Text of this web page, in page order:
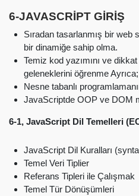
6-JAVASCRİPT GİRİŞ
Sıradan tasarlanmış bir
bir dinamiğe sahip olma.
Temiz kod yazımını ve
geleneklerini öğrenme Ayrıca;
Nesne tabanlı
JavaScriptde OOP ve DOM
6-1, JavaScript Dil Temelleri
JavaScript Dil Kuralları
Temel Veri Tiplier
Referans Tipleri ile Çalışmak
Temel Tür Dönüşümleri